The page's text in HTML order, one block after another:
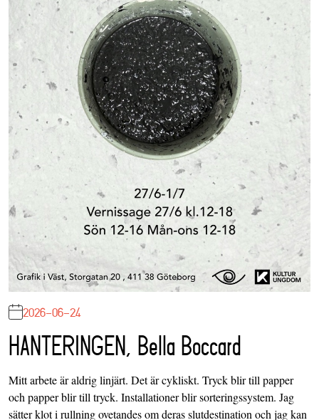
2026-06-24
HANTERINGEN, Bella Boccard
Mitt arbete är aldrig linjärt. Det är cykliskt. Tryck blir till papper
och papper blir till tryck. Installationer blir sorteringssystem. Jag
sätter klot i rullning ovetandes om deras slutdestination och jag kan